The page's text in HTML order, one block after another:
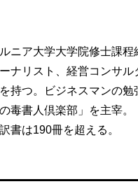
ニア大学大学院修士課
ナリスト、経営コンサ
持つ。ビジネスマンの
毒書人倶楽部」を主宰
書は190冊を超える。